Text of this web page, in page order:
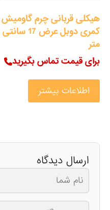
هیکلی قربانی چرم گاومیش
کمری دوبل عرض 17 سانتی
متر
برای قیمت تماس بگیرید
اطلاعات بیشتر
ارسال دیدگاه